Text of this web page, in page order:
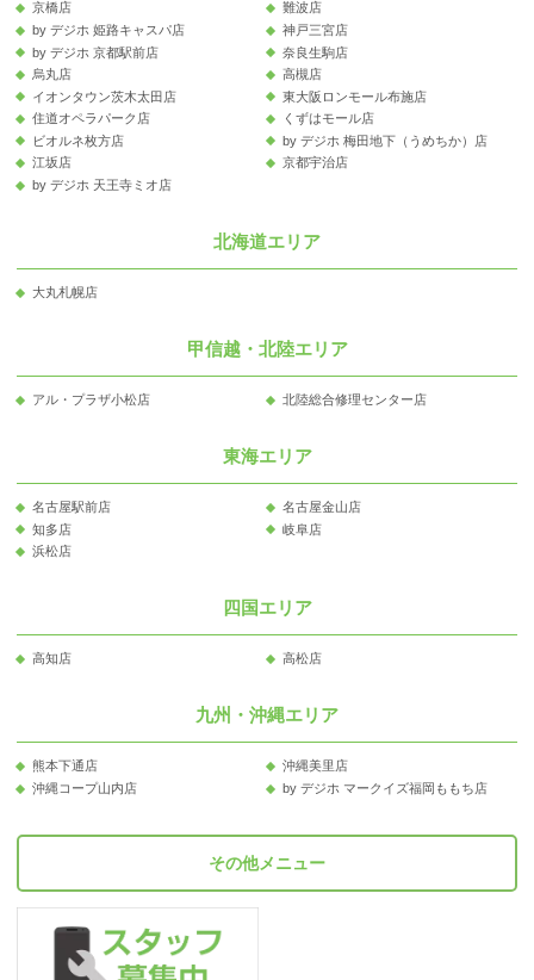
京橋店
難波店
by デジホ 姫路キャスパ店
神戸三宮店
by デジホ 京都駅前店
奈良生駒店
烏丸店
高槻店
イオンタウン茨木太田店
東大阪ロンモール布施店
住道オペラパーク店
くずはモール店
ビオルネ枚方店
by デジホ 梅田地下（うめちか）店
江坂店
京都宇治店
by デジホ 天王寺ミオ店
北海道エリア
大丸札幌店
甲信越・北陸エリア
アル・プラザ小松店 北陸総合修理センター店
東海エリア
名古屋駅前店
名古屋金山店
知多店
岐阜店
浜松店
四国エリア
高知店 高松店
九州・沖縄エリア
熊本下通店
沖縄美里店
沖縄コープ山内店
by デジホ マークイズ福岡ももち店
その他メニュー